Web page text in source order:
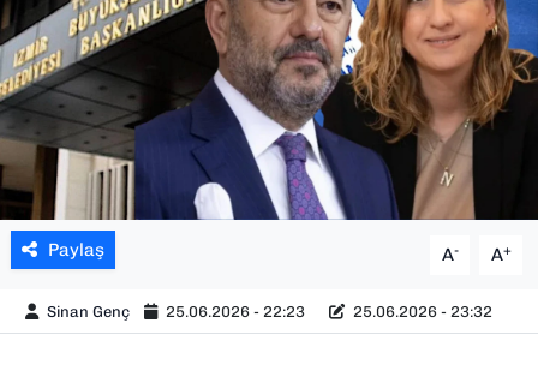
Paylaş A- A+
Sinan Genç 25.06.2026 - 22:23 25.06.2026 - 23:32
TEKNOLOJİ
YAŞAM
YEREL YÖNETİMLER